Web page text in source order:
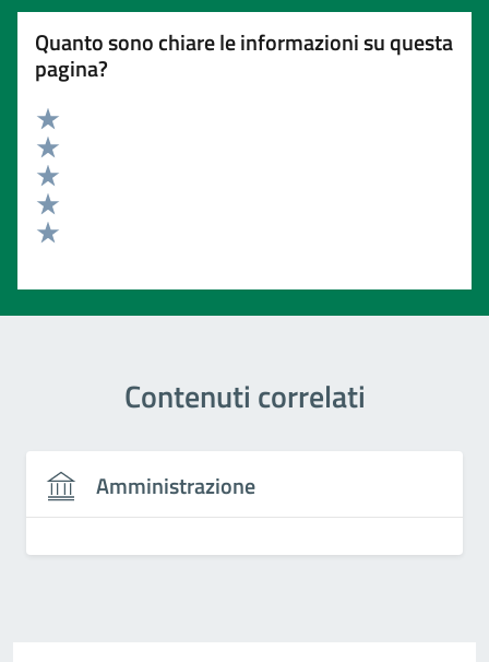
Quanto sono chiare le informazioni su questa
pagina?
Valuta 5 stelle su 5
Valuta 4 stelle su 5
Valuta 3 stelle su 5
Valuta 2 stelle su 5
Contenuti correlati
Amministrazione